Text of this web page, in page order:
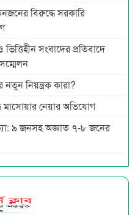
বিরুদ্ধে সরকারি
সংবাদের প্রতিবাদে
নতুন নিয়ন্ত্রক কারা?
মাসোয়ার নেয়ার অভিযোগ
৯ জনসহ অজ্ঞাত ৭-৮ জনের